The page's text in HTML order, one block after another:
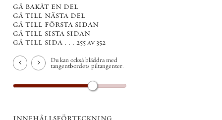
gå bakåt en del
gå till nästa del
gå till första sidan
gå till sista sidan
gå till sida . . . 255 av 352
Du kan också bläddra med
tangentbordets piltangenter.
innehållsförteckning